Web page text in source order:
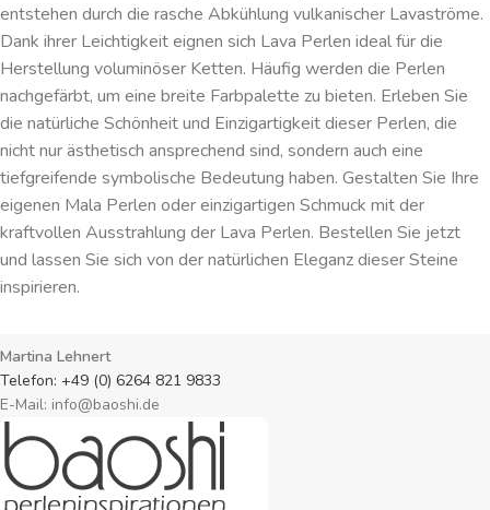
entstehen durch die rasche Abkühlung vulkanischer Lavaströme.
Dank ihrer Leichtigkeit eignen sich Lava Perlen ideal für die
Herstellung voluminöser Ketten. Häufig werden die Perlen
nachgefärbt, um eine breite Farbpalette zu bieten. Erleben Sie
die natürliche Schönheit und Einzigartigkeit dieser Perlen, die
nicht nur ästhetisch ansprechend sind, sondern auch eine
tiefgreifende symbolische Bedeutung haben. Gestalten Sie Ihre
eigenen Mala Perlen oder einzigartigen Schmuck mit der
kraftvollen Ausstrahlung der Lava Perlen. Bestellen Sie jetzt
und lassen Sie sich von der natürlichen Eleganz dieser Steine
inspirieren.
Martina Lehnert
Telefon: +49 (0) 6264 821 9833
E-Mail: info@baoshi.de